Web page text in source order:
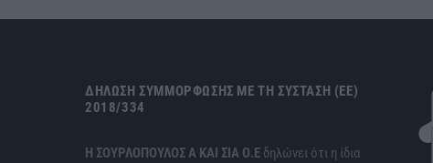
ΔΉΛΩΣΗ ΣΥΜΜΌΡΦΩΣΗΣ ΜΕ ΤΗ ΣΎΣΤΑΣΗ (ΕΕ)
2018/334
H ΣΟΥΡΛΟΠΟΥΛΟΣ Α ΚΑΙ ΣΙΑ Ο.Ε δηλώνει ότι η ίδια